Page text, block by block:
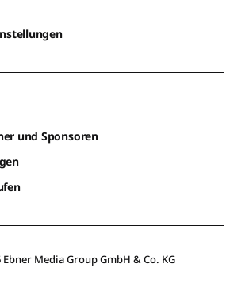
und Sponsoren
Media Group GmbH & Co. KG